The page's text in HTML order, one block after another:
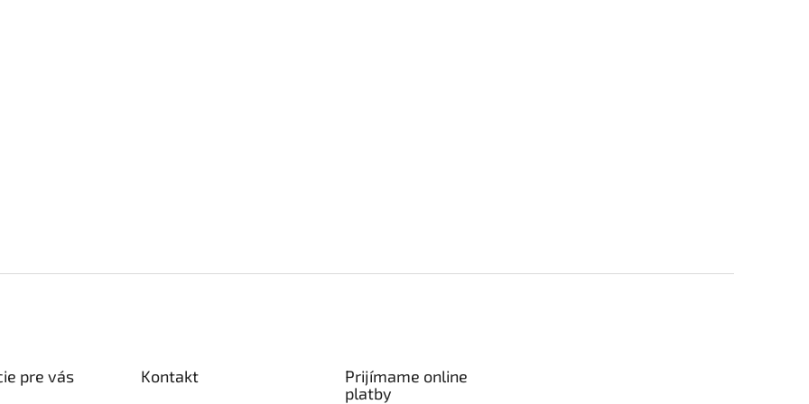
pre vás Kontakt
Prijímame online
platby